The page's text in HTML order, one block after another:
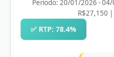
Período: 20/01/2026 -
R$27,150 |
✅ RTP: 78.4%